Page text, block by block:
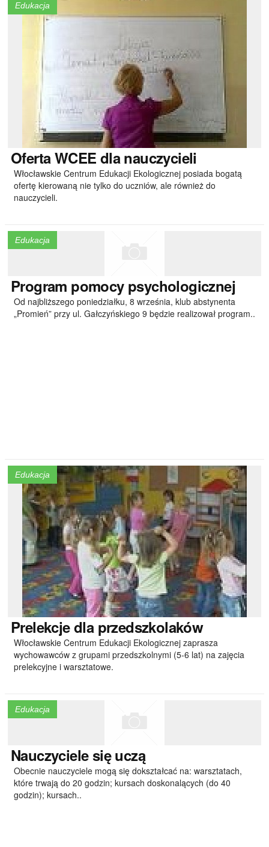
Edukacja
OfertaWCEE dla nauczycieli
Włocławskie Centrum Edukacji Ekologicznej posiada bogatą
ofertę kierowaną nie tylko do uczniów, ale również do
nauczycieli.
Edukacja
Program pomocy psychologicznej
Od najbliższego poniedziałku, 8 września, klub abstynenta
„Promień” przy ul. Gałczyńskiego 9 będzie realizował program..
Edukacja
Prelekcjedla przedszkolaków
Włocławskie Centrum Edukacji Ekologicznej zaprasza
wychowawców z grupami przedszkolnymi (5-6 lat) na zajęcia
prelekcyjne i warsztatowe.
Edukacja
Nauczycielesię uczą
Obecnie nauczyciele mogą się dokształcać na: warsztatach,
które trwają do 20 godzin; kursach doskonalących (do 40
godzin); kursach..